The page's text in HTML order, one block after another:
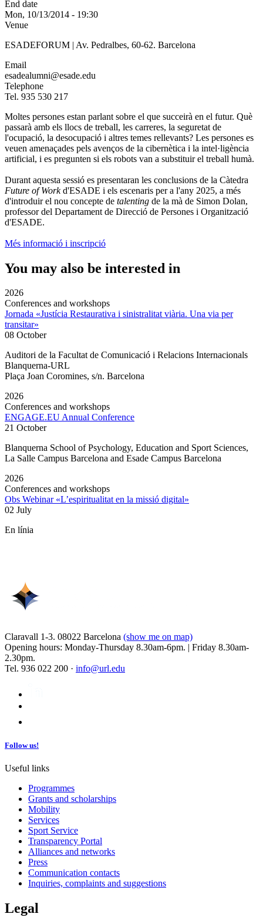
End date
Mon, 10/13/2014 - 19:30
Venue
ESADEFORUM | Av. Pedralbes, 60-62. Barcelona
Email
esadealumni@esade.edu
Telephone
Tel. 935 530 217
Moltes persones estan parlant sobre el que succeirà en el futur. Què
passarà amb els llocs de treball, les carreres, la seguretat de
l'ocupació, la desocupació i altres temes rellevants? Les persones es
veuen amenaçades pels avenços de la cibernètica i la intel·ligència
artificial, i es pregunten si els robots van a substituir el treball humà.
Durant aquesta sessió es presentaran les conclusions de la Càtedra
Future of Workd'ESADE i els escenaris per a l'any 2025, a més
d'introduir el nou concepte de talenting de la mà de Simon Dolan,
professor del Departament de Direcció de Persones i Organització
d'ESADE.
Més informació i inscripció
You may also be interested in
2026
Conferences and workshops
Jornada «Justícia Restaurativa i sinistralitat viària. Una via per
transitar»
08 October
Auditori de la Facultat de Comunicació i Relacions Internacionals
Blanquerna-URL
Plaça Joan Coromines, s/n. Barcelona
2026
Conferences and workshops
ENGAGE.EU Annual Conference
21 October
Blanquerna School of Psychology, Education and Sport Sciences,
La Salle Campus Barcelona and Esade Campus Barcelona
2026
Conferences and workshops
Obs Webinar «L’espiritualitat en la missió digital»
02 July
En línia
Claravall 1-3. 08022 Barcelona (show me on map)
Opening hours: Monday-Thursday 8.30am-6pm. | Friday 8.30am-
2.30pm.
Tel. 936 022 200 · info@url.edu
Follow us!
Useful links
Programmes
Grants and scholarships
Mobility
Services
Sport Service
Transparency Portal
Alliances and networks
Press
Communication contacts
Inquiries, complaints and suggestions
Legal